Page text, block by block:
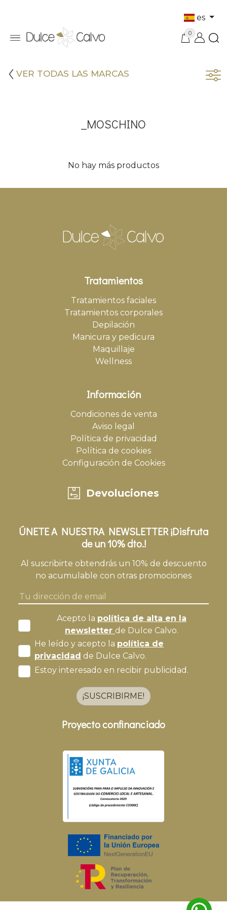
es
0
VER TODAS LAS MARCAS
_MOSCHINO
No hay más productos
Tratamientos
Tratamientos faciales
Tratamientos corporales
Depilación
Manicura y pedicura
Maquillaje
Wellness
Información
Condiciones de venta
Aviso legal
Política de privacidad
Política de cookies
Configuración de Cookies
Devoluciones
ÚNETE A NUESTRA NEWSLETTER ¡Disfruta
de un 10% dto.!
Al suscribirte obtendrás un 10% de descuento
no acumulable con otras promociones
Acepto la política de alta en la
newsletter de Dulce Calvo.
He leído y acepto la política de
privacidad de Dulce Calvo.
Estoy interesado en recibir publicidad.
¡SUSCRIBIRME!
Proyecto confinanciado